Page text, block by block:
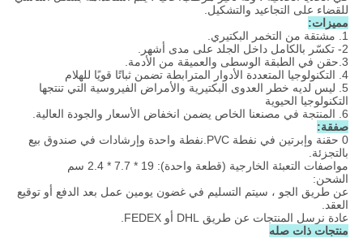
للقضاء على التجاعيد والتشكيل.
مميزات:
1. مشتقة من التخمر البكتيري.
2- تكسّر بالكامل داخل الجلد على مدى أشهر.
3.حقن في الطبقة الوسطى والعميقة من الأدمة.
4. التكنولوجيا المتعددة الأدوار المترابطة تضمن ثباتًا قويًا للهلام
5. ليس لديه خطر العدوى البكتيرية والأمراض الفيروسية التي تنتجها
التكنولوجيا الحيوية
6. المنتجة في مصنعنا الخاص يضمن انخفاض الأسعار والجودة العالية.
صفقة:
0 حقنة وإبرتين في نفطة PVC.نفطة واحدة وإرشادات في صندوق بيع
بالتجزئة.
مواصفات التعبئة الخارجية (قطعة واحدة): 19 * 7.7 * 2.4 سم
الشحن:
عن طريق الجو ، سيتم التسليم في غضون يومين عمل بعد الدفع أو توقيع
العقد.
عادة نرسل المنتجات عن طريق DHL أو FEDEX.
منتجات ذات صله